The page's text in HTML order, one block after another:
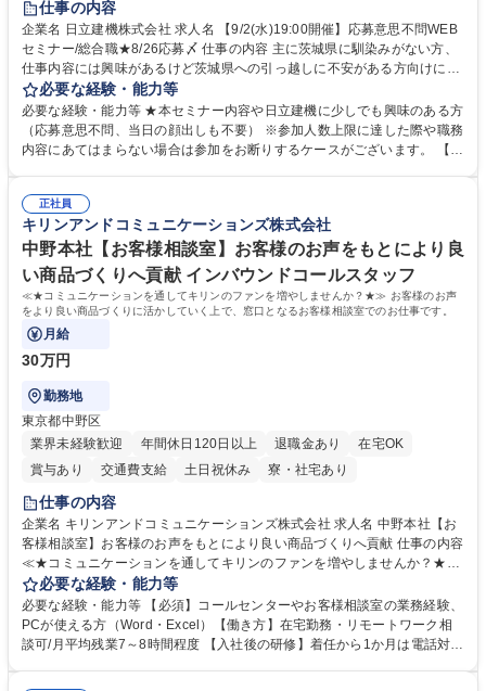
仕事の内容
企業名 日立建機株式会社 求人名 【9/2(水)19:00開催】応募意思不問WEB
セミナー/総合職★8/26応募〆 仕事の内容 主に茨城県に馴染みがない方、
仕事内容には興味があるけど茨城県への引っ越しに不安がある方向けに、
地域情報を中心としたWEBセミナーを実施します。地域情報、福利厚生情
報等をお伝えします。 【セミナー内容】■地域説明、周辺施設情報を中心
にお伝えし、住宅相場や実際に社員がどの地域に住んでどのような生活を
しているのかについてもお伝えします。日立建機には借上げ部屋制度、住
参加時のお顔出しも不要です。ぜひ、お気軽にエントリーください。 募集
職種 【9/2(水)19:00開催】応募意思不問WEBセミナー/総合職★8/26応募
〆
必要な経験・能力等
必要な経験・能力等 ★本セミナー内容や日立建機に少しでも興味のある方
（応募意思不問、当日の顔出しも不要） ※参加人数上限に達した際や職務
内容にあてはまらない場合は参加をお断りするケースがございます。 【主
格：正社員
キリンアンドコミュニケーションズ株式会社
中野本社【お客様相談室】お客様のお声をもとにより良
い商品づくりへ貢献 インバウンドコールスタッフ
≪★コミュニケーションを通してキリンのファンを増やしませんか？★≫ お客様のお声
をより良い商品づくりに活かしていく上で、窓口となるお客様相談室でのお仕事です。
月給
30万円
勤務地
東京都中野区
業界未経験歓迎
年間休日120日以上 退職金あり
在宅OK
賞与あり
交通費支給 土日祝休み 寮・社宅あり
仕事の内容
企業名 キリンアンドコミュニケーションズ株式会社 求人名 中野本社【お
客様相談室】お客様のお声をもとにより良い商品づくりへ貢献 仕事の内容
≪★コミュニケーションを通してキリンのファンを増やしませんか？★≫
お客様のお声をより良い商品づくりに活かしていく上で、窓口となるお客
様相談室でのお仕事です。 日々お客様からいただくキリングループへのご
意見を、企業活動に活かしています。お客様からの声に迅速かつ誠意をも
って対応、情報提供するとともにグループ内活動に反映しています。 【具
必要な経験・能力等
必要な経験・能力等 【必須】コールセンターやお客様相談室の業務経験、
PCが使える方（Word・Excel）【働き方】在宅勤務・リモートワーク相
談可/月平均残業7～8時間程度 【入社後の研修】着任から1か月は電話対応